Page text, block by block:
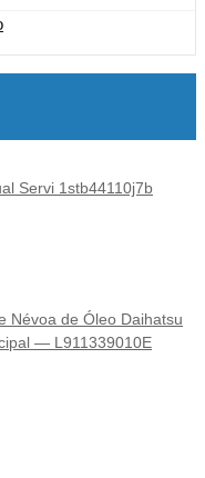
Servi 1stb44110j7b
Névoa de Óleo Daihatsu
— L911339010E